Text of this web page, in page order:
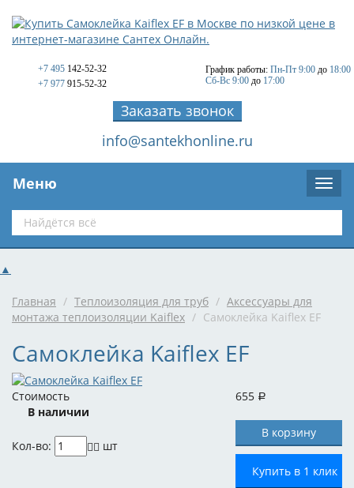
+7 495 142-52-32
+7 977 915-52-32
График работы: Пн-Пт 9:00 до 18:00
Сб-Вс 9:00 до 17:00
Заказать звонок
info@santekhonline.ru
Меню
▲
Главная / Теплоизоляция для труб / Аксессуары для
монтажа теплоизоляции Kaiflex / Самоклейка Kaiflex EF
Самоклейка Kaiflex EF
Стоимость 655 Р
В наличии
Кол-во:
шт
Купить в 1 клик